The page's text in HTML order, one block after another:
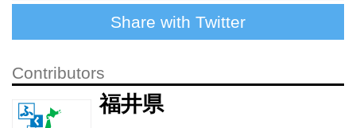
Share with Twitter
Contributors
福井県